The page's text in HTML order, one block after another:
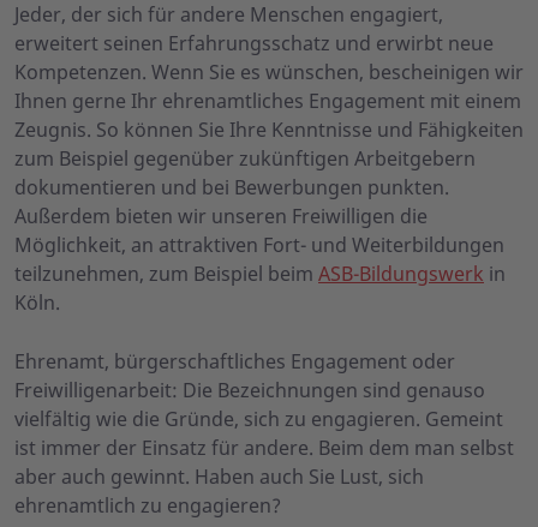
Jeder, der sich für andere Menschen engagiert,
erweitert seinen Erfahrungsschatz und erwirbt neue
Kompetenzen. Wenn Sie es wünschen, bescheinigen wir
Ihnen gerne Ihr ehrenamtliches Engagement mit einem
Zeugnis. So können Sie Ihre Kenntnisse und Fähigkeiten
zum Beispiel gegenüber zukünftigen Arbeitgebern
dokumentieren und bei Bewerbungen punkten.
Außerdem bieten wir unseren Freiwilligen die
Möglichkeit, an attraktiven Fort- und Weiterbildungen
teilzunehmen, zum Beispiel beim ASB-Bildungswerk in
Köln.
Ehrenamt, bürgerschaftliches Engagement oder
Freiwilligenarbeit: Die Bezeichnungen sind genauso
vielfältig wie die Gründe, sich zu engagieren. Gemeint
ist immer der Einsatz für andere. Beim dem man selbst
aber auch gewinnt. Haben auch Sie Lust, sich
ehrenamtlich zu engagieren?